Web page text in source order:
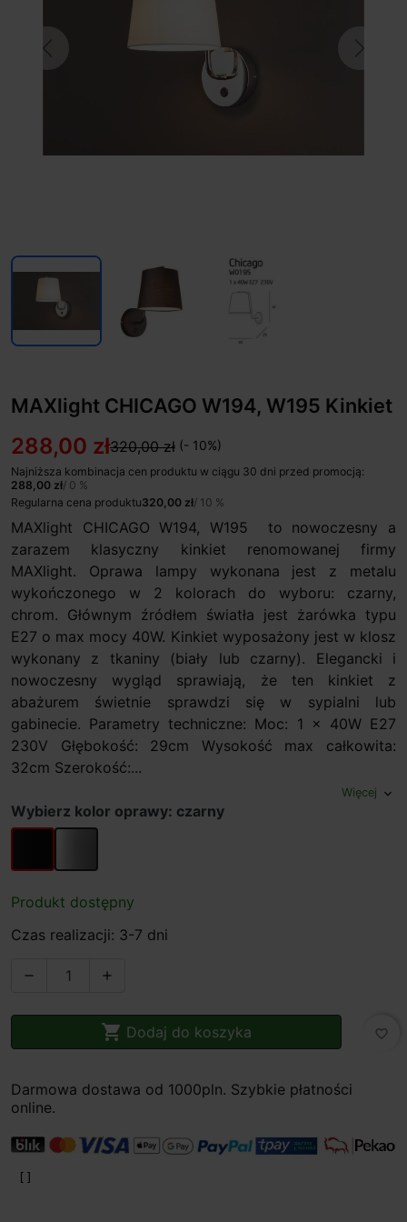
MAXlight CHICAGO W194, W195 Kinkiet
288,00 zł320,00 zł (- 10%)
Najniższa kombinacja cen produktu w ciągu 30 dni przed promocją:
288,00 zł/ 0 %
Regularna cena produktu320,00 zł/ 10 %
MAXlight CHICAGO W194, W195 to nowoczesny a
zarazem klasyczny kinkiet renomowanej firmy
MAXlight. Oprawa lampy wykonana jest z metalu
wykończonego w 2 kolorach do wyboru: czarny,
chrom. Głównym źródłem światła jest żarówka typu
E27 o max mocy 40W. Kinkiet wyposażony jest w klosz
wykonany z tkaniny (biały lub czarny). Elegancki i
nowoczesny wygląd sprawiają, że ten kinkiet z
abażurem świetnie sprawdzi się w sypialni lub
gabinecie. Parametry techniczne: Moc: 1 x 40W E27
230V Głębokość: 29cm Wysokość max całkowita:
32cm Szerokość:...
Więcej expand_more
Wybierz kolor oprawy: czarny
czarnychrom
Produkt dostępny
Czas realizacji: 3-7 dni
 
 Dodaj do koszyka favorite_border
Darmowa dostawa od 1000pln. Szybkie płatności
online.